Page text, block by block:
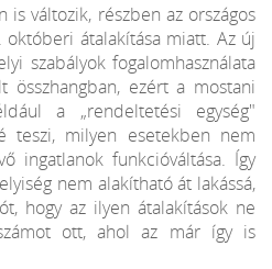
is változik, részben az országos
októberi átalakítása miatt. Az új
szabályok fogalomhasználata
ezért a mostani
a „rendeltetési egység"
teszi, milyen esetekben nem
ingatlanok funkcióváltása. Így
nem alakítható át lakássá,
hogy az ilyen átalakítások ne
ott, ahol az már így is